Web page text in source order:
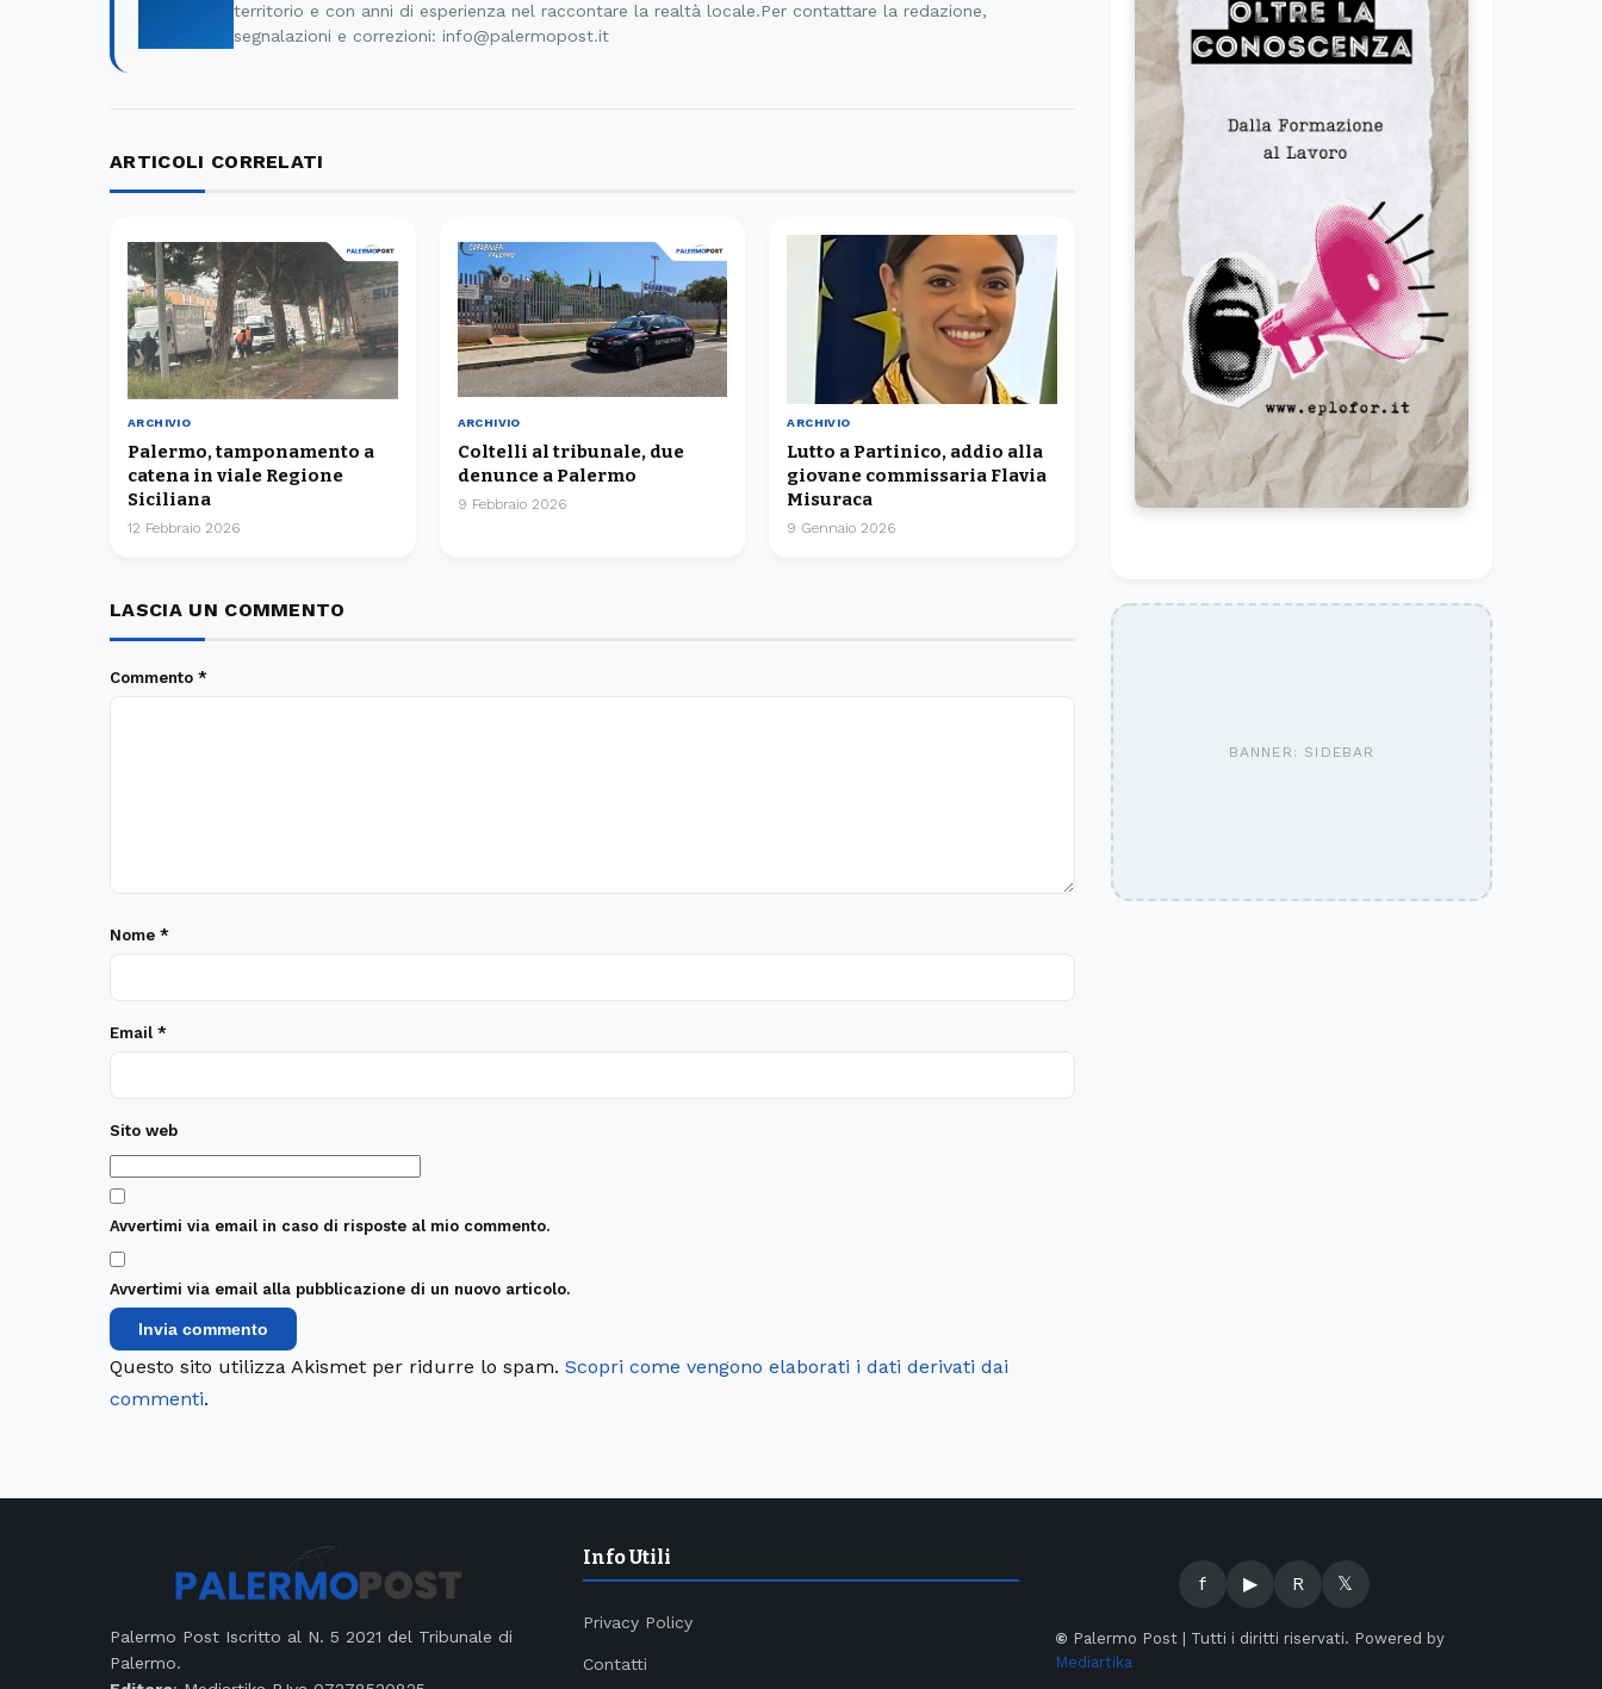
territorio e con anni di esperienza nel raccontare la realtà locale.Per contattare la redazione,
segnalazioni e correzioni: info@palermopost.it
ARTICOLI CORRELATI
ARCHIVIO
Palermo, tamponamento a
catena in viale Regione
Siciliana
12 Febbraio 2026
ARCHIVIO
Coltelli al tribunale, due
denunce a Palermo
9 Febbraio 2026
ARCHIVIO
Lutto a Partinico, addio alla
giovane commissaria Flavia
Misuraca
9 Gennaio 2026
LASCIA UN COMMENTO
Commento *
Nome *
Email *
Sito web
Avvertimi via email in caso di risposte al mio commento.
Avvertimi via email alla pubblicazione di un nuovo articolo.
Questo sito utilizza Akismet per ridurre lo spam. Scopri come vengono elaborati i dati derivati dai
commenti.
BANNER: SIDEBAR
Palermo Post Iscritto al N. 5 2021 del Tribunale di
Palermo.
Info Utili
Privacy Policy
Contatti
f ▶ R 𝕏
© Palermo Post | Tutti i diritti riservati. Powered by
Mediartika